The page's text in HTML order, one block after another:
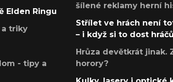
Elden Ringu
a triky
- tipy a
šílené reklamy herní
Střílet ve hrách není
– i když si to dost
Hrůza devětkrát jinak.
horory?